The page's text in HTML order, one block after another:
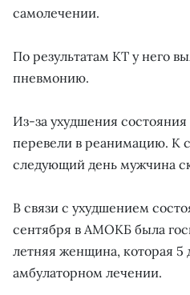
самолечении.
По результатам КТ у него
пневмонию.
Из-за ухудшения
перевели в реанимацию. К
следующий день мужчина
В связи с ухудшением
сентября в АМОКБ была
летняя женщина, которая 5
амбулаторном лечении.